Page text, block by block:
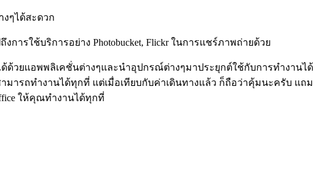
ๆได้สะดวก
ารใช้บริการอย่าง Photobucket, Flickr ในการแชร์ภาพถ่ายด้วย
วยแอพพลิเคชั่นต่างๆและนำอุปกรณ์ต่างๆมาประยุกต์ใช้กับการทำงานได้
ารถทำงานได้ทุกที่ แต่เมื่อเทียบกับค่าเดินทางแล้ว ก็ถือว่าคุ้มนะครับ แถม
ให้คุณทำงานได้ทุกที่